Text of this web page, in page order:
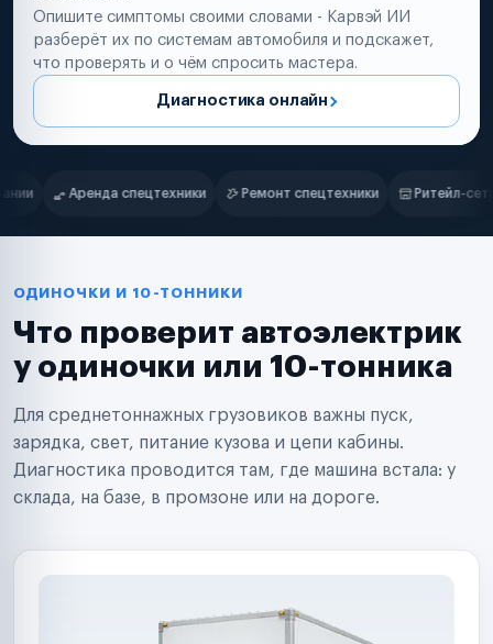
Опишите симптомы своими словами - Карвэй ИИ
разберёт их по системам автомобиля и подскажет,
что проверять и о чём спросить мастера.
Диагностика онлайн
Нам доверяют
Ремонт спецтехники Ритейл-сети Управляющие компании
Маркетплейсы
Таксопарки
Автодилеры
Поставщики запчастей
Аренда спецтехники
Ремонт спецтехники
Ритейл-сети
Управляющие компании
Страховые компании
ОДИНОЧКИ И 10-ТОННИКИ
Что проверит автоэлектрик
у одиночки или 10-тонника
Для среднетоннажных грузовиков важны пуск,
зарядка, свет, питание кузова и цепи кабины.
Диагностика проводится там, где машина встала: у
склада, на базе, в промзоне или на дороге.